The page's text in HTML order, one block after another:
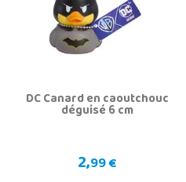
DC Canard en caoutchouc
déguisé 6 cm
2,99 €